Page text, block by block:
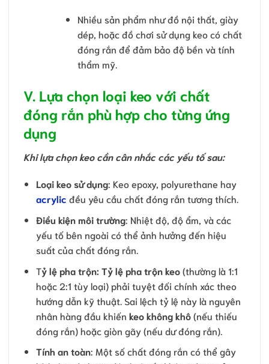
Nhiều sản phẩm như đồ nội thất, giày
dép, hoặc đồ chơi sử dụng keo có chất
đóng rắn để đảm bảo độ bền và tính
thẩm mỹ.
V. Lựa chọn loại keo với chất
đóng rắn phù hợp cho từng ứng
dụng
Khi lựa chọn keo cần cân nhắc các yếu tố sau:
Loại keo sử dụng: Keo epoxy, polyurethane hay
acrylic đều yêu cầu chất đóng rắn tương thích.
Điều kiện môi trường: Nhiệt độ, độ ẩm, và các
yếu tố bên ngoài có thể ảnh hưởng đến hiệu
suất của chất đóng rắn.
Tỷ lệ pha trộn: Tỷ lệ pha trộn keo(thường là 1:1
hoặc 2:1 tùy loại) phải tuyệt đối chính xác theo
hướng dẫn kỹ thuật. Sai lệch tỷ lệ này là nguyên
nhân hàng đầu khiến keo không khô(nếu thiếu
đóng rắn) hoặc giòn gãy (nếu dư đóng rắn).
Tính an toàn: Một số chất đóng rắn có thể gây